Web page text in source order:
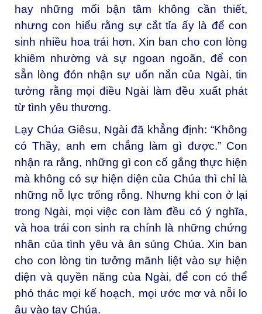
hay những mối bận tâm không cần thiết,
nhưng con hiểu rằng sự cắt tỉa ấy là để con
sinh nhiều hoa trái hơn. Xin ban cho con lòng
khiêm nhường và sự ngoan ngoãn, để con
sẵn lòng đón nhận sự uốn nắn của Ngài, tin
tưởng rằng mọi điều Ngài làm đều xuất phát
từ tình yêu thương.
Lạy Chúa Giêsu, Ngài đã khẳng định: “Không
có Thầy, anh em chẳng làm gì được.” Con
nhận ra rằng, những gì con cố gắng thực hiện
mà không có sự hiện diện của Chúa thì chỉ là
những nỗ lực trống rỗng. Nhưng khi con ở lại
trong Ngài, mọi việc con làm đều có ý nghĩa,
và hoa trái con sinh ra chính là những chứng
nhân của tình yêu và ân sủng Chúa. Xin ban
cho con lòng tin tưởng mãnh liệt vào sự hiện
diện và quyền năng của Ngài, để con có thể
phó thác mọi kế hoạch, mọi ước mơ và nỗi lo
âu vào tay Chúa.